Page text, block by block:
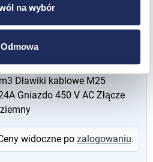
na wybór
Odmowa
5-stykowa 126,7
Dławiki kablowe M25
Gniazdo 450 V AC Złącze
widoczne po zalogowaniu.